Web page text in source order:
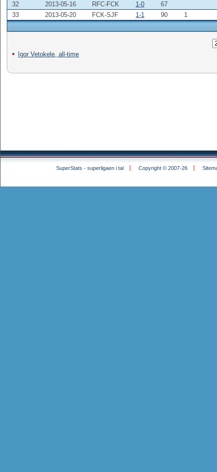
32
2013-05-16 RFC-FCK 1-0
67
33
2013-05-20 FCK-SJF 1-1 90 1
Igor Vetokele, all-time
SuperStats - superligaen i tal Copyright © 2007-26